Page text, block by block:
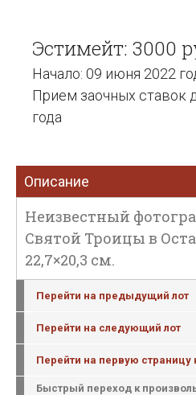
Эстимейт: 3000
Начало: 09 июня 2022
Прием заочных ставок
года
Описание
Неизвестный
Святой Троицы в
22,7×20,3 см.
Перейти на предыдущий лот
Перейти на следующий лот
Перейти на первую страницу
Быстрый переход к